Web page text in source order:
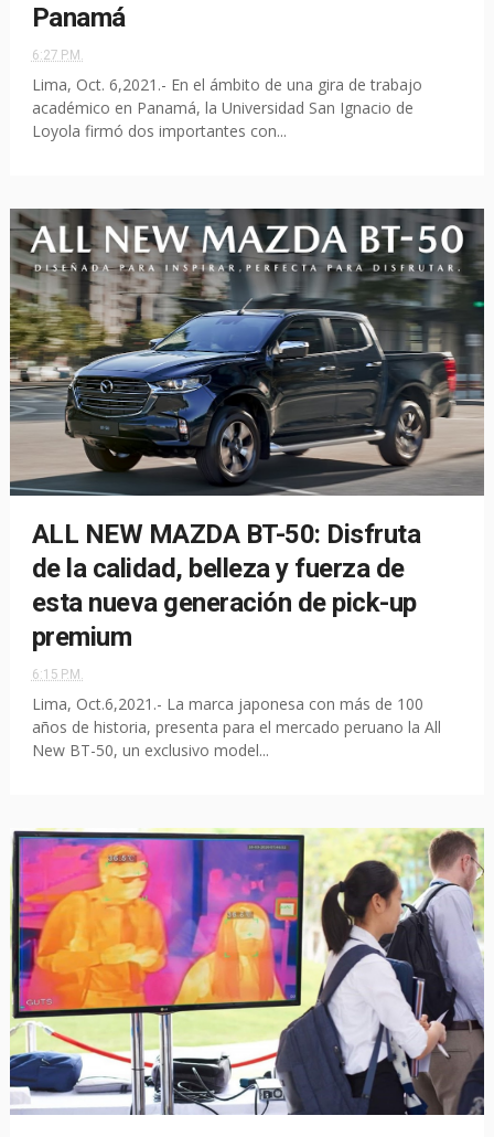
Panamá
6:27 P.M.
Lima, Oct. 6,2021.- En el ámbito de una gira de trabajo
académico en Panamá, la Universidad San Ignacio de
Loyola firmó dos importantes con...
ALL NEW MAZDA BT-50: Disfruta
de la calidad, belleza y fuerza de
esta nueva generación de pick-up
premium
6:15 P.M.
Lima, Oct.6,2021.- La marca japonesa con más de 100
años de historia, presenta para el mercado peruano la All
New BT-50, un exclusivo model...